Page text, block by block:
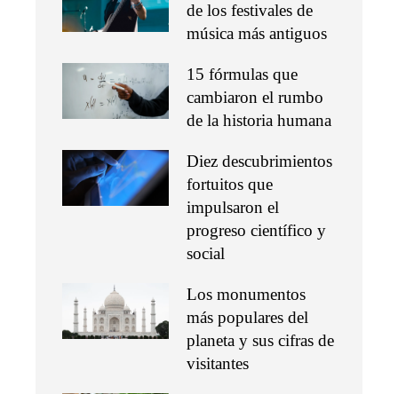
de los festivales de
música más antiguos
15 fórmulas que
cambiaron el rumbo
de la historia humana
Diez descubrimientos
fortuitos que
impulsaron el
progreso científico y
social
Los monumentos
más populares del
planeta y sus cifras de
visitantes